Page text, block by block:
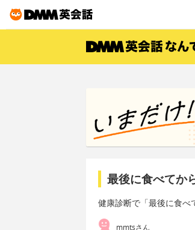
最後に食べてか
健康診断で「最後に食べ
mmtsさん